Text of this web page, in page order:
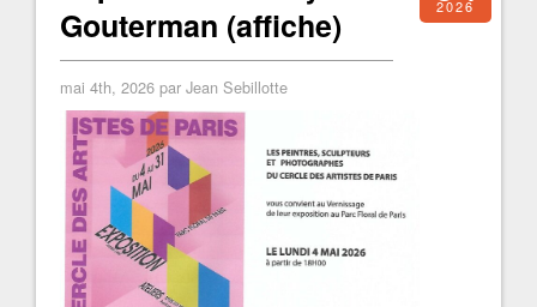
Gouterman (affiche)
2026
mai 4th, 2026 par Jean Sebillotte